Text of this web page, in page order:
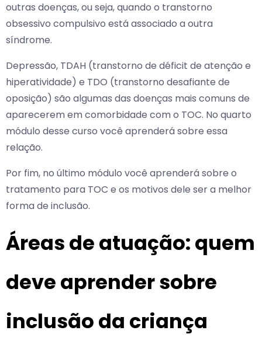
outras doenças, ou seja, quando o transtorno
obsessivo compulsivo está associado a outra
síndrome.
Depressão, TDAH (transtorno de déficit de atenção e
hiperatividade) e TDO (transtorno desafiante de
oposição) são algumas das doenças mais comuns de
aparecerem em comorbidade com o TOC. No quarto
módulo desse curso você aprenderá sobre essa
relação.
Por fim, no último módulo você aprenderá sobre o
tratamento para TOC e os motivos dele ser a melhor
forma de inclusão.
Áreas de atuação: quem
deve aprender sobre
inclusão da criança